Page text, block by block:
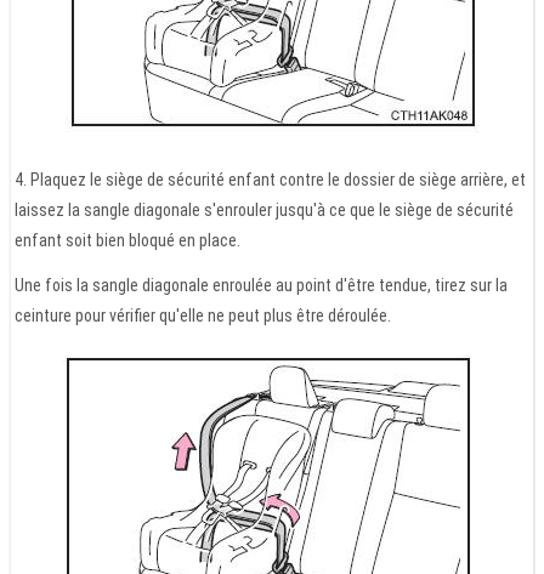
4. Plaquez le siège de sécurité enfant contre le dossier de siège arrière, et
laissez la sangle diagonale s'enrouler jusqu'à ce que le siège de sécurité
enfant soit bien bloqué en place.
Une fois la sangle diagonale enroulée au point d'être tendue, tirez sur la
ceinture pour vérifier qu'elle ne peut plus être déroulée.